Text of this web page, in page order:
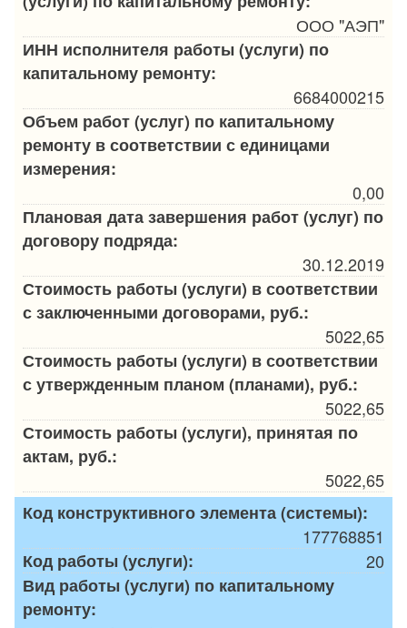
ООО "АЭП"
ИНН исполнителя работы (услуги) по
капитальному ремонту:
6684000215
Объем работ (услуг) по капитальному
ремонту в соответствии с единицами
измерения:
0,00
Плановая дата завершения работ (услуг) по
договору подряда:
30.12.2019
Стоимость работы (услуги) в соответствии
с заключенными договорами, руб.:
5022,65
Стоимость работы (услуги) в соответствии
с утвержденным планом (планами), руб.:
5022,65
Стоимость работы (услуги), принятая по
актам, руб.:
5022,65
Код конструктивного элемента (системы):
177768851
Код работы (услуги):
20
Вид работы (услуги) по капитальному
ремонту: